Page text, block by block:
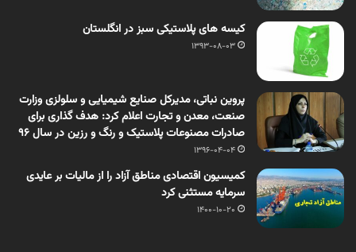
کیسه های پلاستیکی سبز در انگلستان
1393-08-03
پروین نباتی، مدیرکل صنایع شیمیایی و سلولزی وزارت
صنعت، معدن و تجارت اعلام کرد: هدف گذاری برای
صادرات مصنوعات پلاستیک و رنگ و رزین در سال 96
1396-04-04
کمیسیون اقتصادی مناطق آزاد را از مالیات بر عایدی
سرمایه مستثنی کرد
1400-10-20